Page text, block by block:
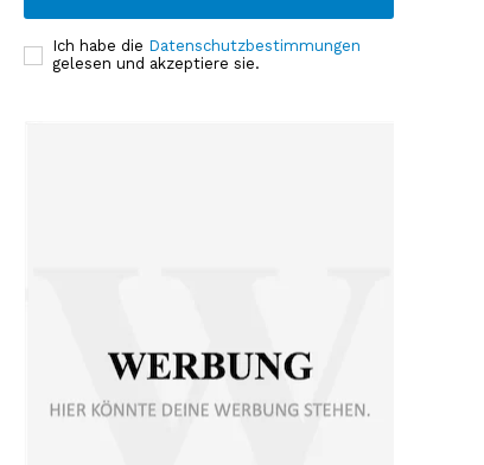
Ich habe die Datenschutzbestimmungen
gelesen und akzeptiere sie.